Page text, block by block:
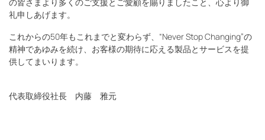
礼申しあげます。
これからの50年もこれまでと変わらず、“Never Stop Changing”の
精神であゆみを続け、お客様の期待に応える製品とサービスを提
供してまいります。
代表取締役社長 内藤 雅元